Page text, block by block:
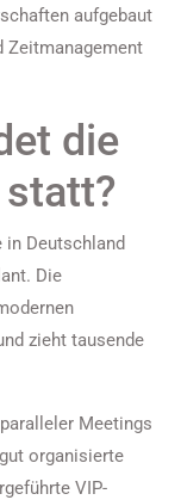
aufgebaut
Zeitmanagement
die
in Deutschland
Die
zieht tausende
Meetings
organisierte
VIP-